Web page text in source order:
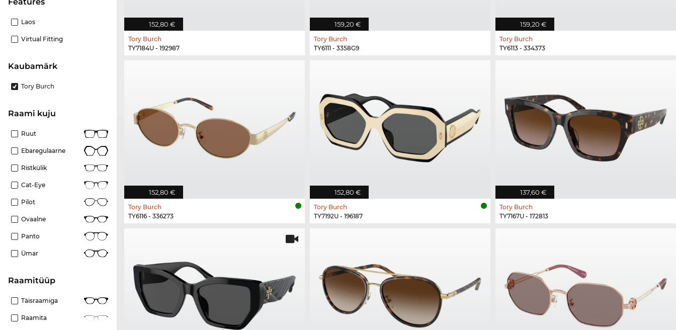
Laos
Virtual Fitting
Kaubamärk
Tory Burch
Raami kuju
Ruut
Ebaregulaarne
Ristkülik
Cat-Eye
Pilot
Ovaalne
Panto
Ümar
Raamitüüp
Täisraamiga
Raamita
152,80 €
Tory Burch
TY7184U - 192987
159,20 €
Tory Burch
TY6111 - 3358G9
159,20 €
Tory Burch
TY6113 - 334373
152,80 €
Tory Burch
TY6116 - 336273
152,80 €
Tory Burch
TY7192U - 196187
137,60 €
Tory Burch
TY7167U - 172813